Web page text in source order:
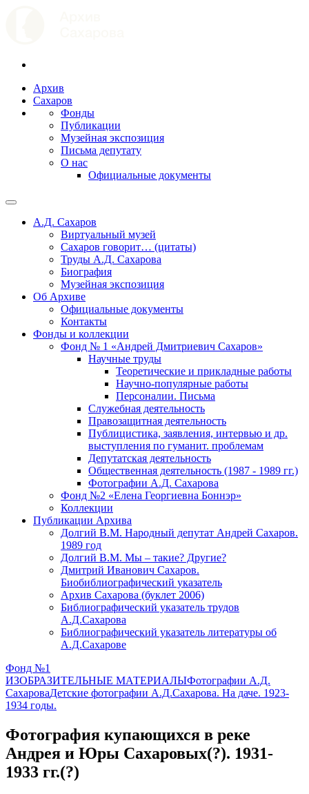
Архив
Сахаров
Фонды
Публикации
Музейная экспозиция
Письма депутату
О нас
Официальные документы
А.Д. Сахаров
Виртуальный музей
Сахаров говорит… (цитаты)
Труды А.Д. Сахарова
Биография
Музейная экспозиция
Об Архиве
Официальные документы
Контакты
Фонды и коллекции
Фонд № 1 «Андрей Дмитриевич Сахаров»
Научные труды
Теоретические и прикладные работы
Научно-популярные работы
Персоналии. Письма
Служебная деятельность
Правозащитная деятельность
Публицистика, заявления, интервью и др.
выступления по гуманит. проблемам
Депутатская деятельность
Общественная деятельность (1987 - 1989 гг.)
Фотографии А.Д. Сахарова
Фонд №2 «Елена Георгиевна Боннэр»
Коллекции
Публикации Архива
Долгий В.М. Народный депутат Андрей Сахаров.
1989 год
Долгий В.М. Мы – такие? Другие?
Дмитрий Иванович Сахаров.
Биобиблиографический указатель
Архив Сахарова (буклет 2006)
Библиографический указатель трудов
А.Д.Сахарова
Библиографический указатель литературы об
А.Д.Сахарове
Фонд №1
ИЗОБРАЗИТЕЛЬНЫЕ МАТЕРИАЛЫФотографии А.Д.
СахароваДетские фотографии А.Д.Сахарова. На даче. 1923-
1934 годы.
Фотография купающихся в реке
Андрея и Юры Сахаровых(?). 1931-
1933 гг.(?)